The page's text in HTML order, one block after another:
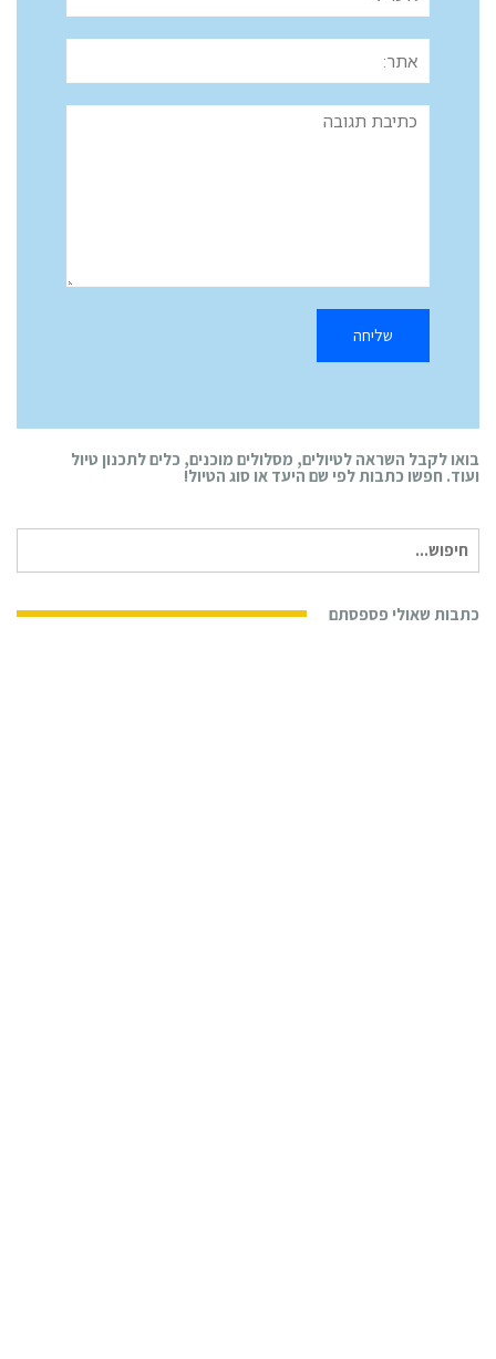
אתר:
תגובה
בואו לקבל השראה לטיולים, מסלולים מוכנים, כלים לתכנון טיול
ועוד. חפשו כתבות לפי שם היעד או סוג הטיול!
עבור:
כתבות שאולי פספסתם